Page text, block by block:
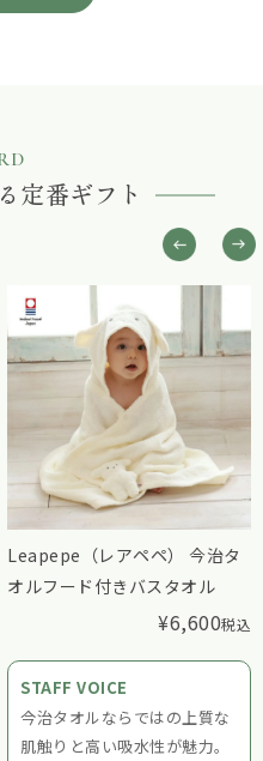
定番ギフト
Leapepe（レアペペ） 今治タ
オルフード付きバスタオル
¥6,600税込
STAFF VOICE
今治タオルならではの上質な
肌触りと高い吸水性が魅力。